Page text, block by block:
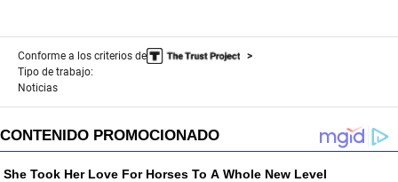
Conforme a los criterios de
Tipo de trabajo:
Noticias